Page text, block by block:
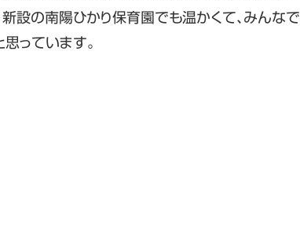
設の南陽ひかり保育園でも温かくて、みんなで
っています。